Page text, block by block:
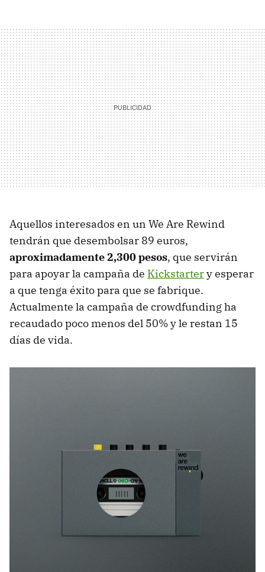
Aquellos interesados en un We Are Rewind
tendrán que desembolsar 89 euros,
aproximadamente 2,300 pesos, que servirán
para apoyar la campaña de Kickstartery esperar
a que tenga éxito para que se fabrique.
Actualmente la campaña de crowdfunding ha
recaudado poco menos del 50% y le restan 15
días de vida.